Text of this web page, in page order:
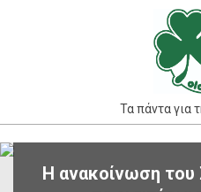
Τα πάντα για
Primary
NavigationΗ ανακοίνωση του